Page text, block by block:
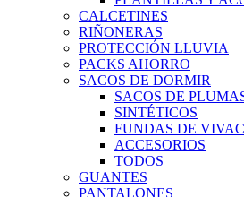
CALCETINES
RIÑONERAS
PROTECCIÓN LLUVIA
PACKS AHORRO
SACOS DE DORMIR
SACOS DE
SINTÉTICOS
FUNDAS DE VIVAC
ACCESORIOS
TODOS
GUANTES
PANTALONES